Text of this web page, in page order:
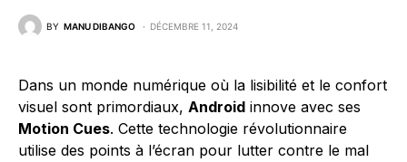
BY MANU DIBANGO DÉCEMBRE 11, 2024
Dans un monde numérique où la lisibilité et le confort
visuel sont primordiaux, Android innove avec ses
Motion Cues. Cette technologie révolutionnaire
utilise des points à l’écran pour lutter contre le mal